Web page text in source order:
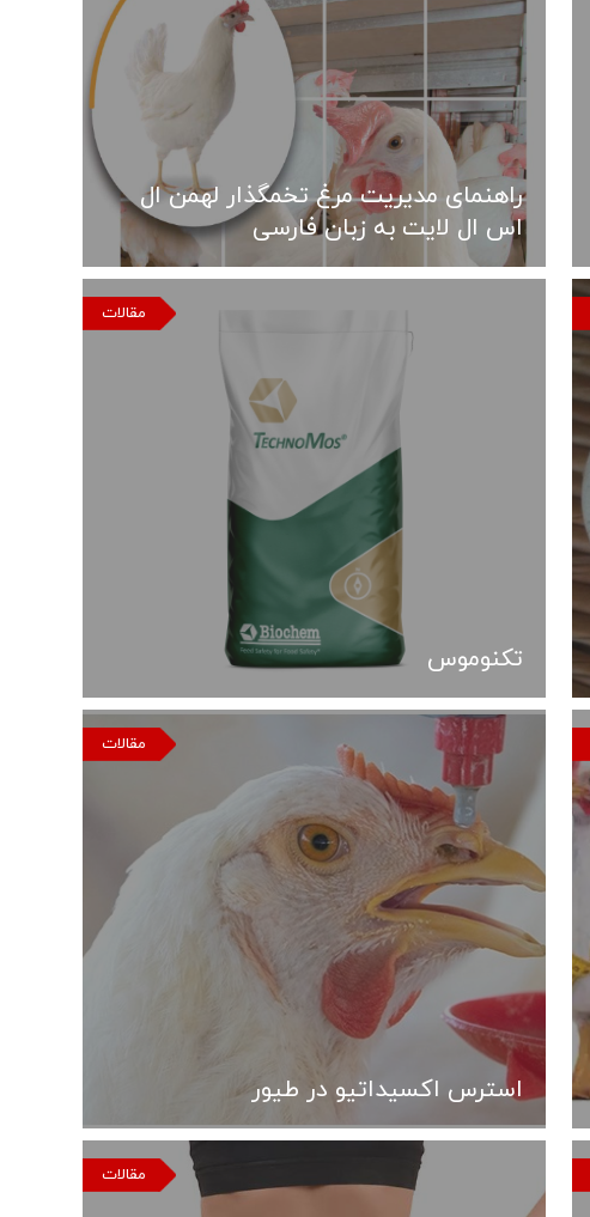
راهنمای مدیریت مرغ تخمگذار لهمن ال
اس ال لایت به زبان فارسی
تکنوموس
مقالات
استرس اکسیداتیو در طیور
مقالات
مقالات